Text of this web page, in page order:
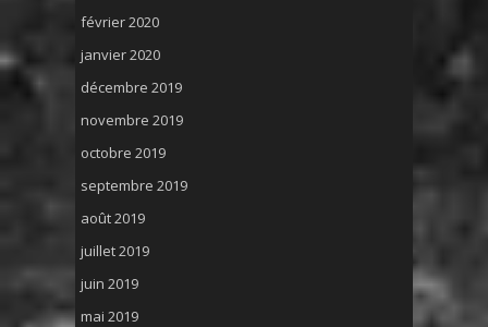
février 2020
janvier 2020
décembre 2019
novembre 2019
octobre 2019
septembre 2019
août 2019
juillet 2019
juin 2019
mai 2019